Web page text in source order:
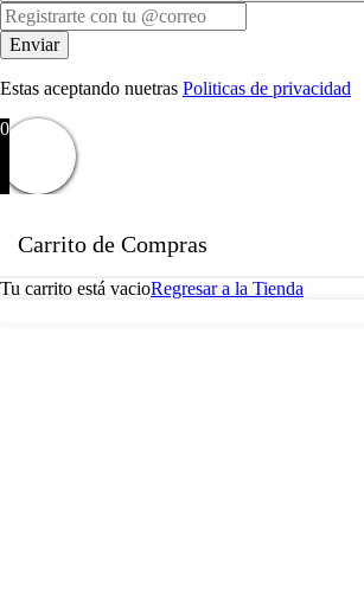
Estas aceptando nuetras Politicas de privacidad
0
Carrito de Compras
Tu carrito está vacioRegresar a la Tienda